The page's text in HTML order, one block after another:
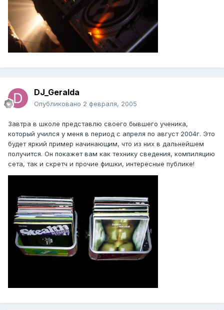
DJ_Geralda
Опубликовано 2 февраля, 2005
Завтра в школе представлю своего бывшего ученика,
который учился у меня в период с апреля по август 2004г. Это
будет яркий пример начинающим, что из них в дальнейшем
получится. Он покажет вам как технику сведения, компиляцию
сета, так и скретч и прочие фишки, интересные публике!